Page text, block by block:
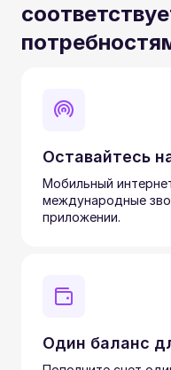
Оставайтесь
Мобильный
международные
приложении.
Один баланс